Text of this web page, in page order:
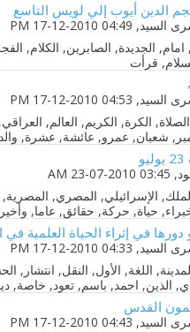
الدين أيوب إلي لويس التاسع
السيد‏, 17-12-2010 04:49 PM
السيد‏, 17-12-2010 04:53 PM
‏, 23-07-2010 03:45 AM
في إثراء الحياة العلمية في
السيد‏, 17-12-2010 04:33 PM
القدس
السيد‏, 17-12-2010 04:43 PM